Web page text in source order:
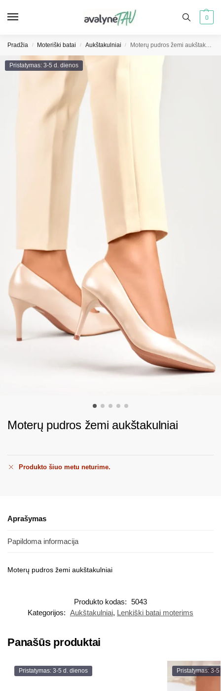
0
Pradžia / Moteriški batai / Aukštakulniai / Moterų pudros žemi aukštakulniai
Pristatymas: 3-5 d. dienos
Moterų pudros žemi aukštakulniai
Produkto šiuo metu neturime.
Aprašymas
Papildoma informacija
Moterų pudros žemi aukštakulniai
Produkto kodas: 5043
Kategorijos: Aukštakulniai, Lenkiški batai moterims
Panašūs produktai
Pristatymas: 3-5 d. dienos Pristatymas: 3-